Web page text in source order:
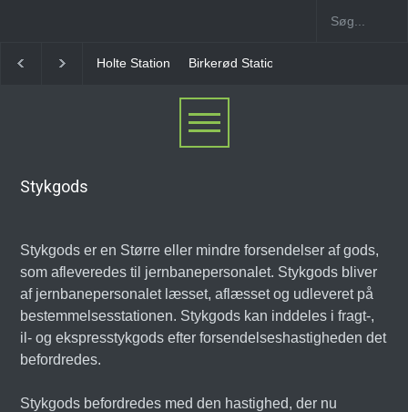
Holte Station Birkerød Station
Stykgods
Stykgods er en Større eller mindre forsendelser af gods,
som afleveredes til jernbanepersonalet. Stykgods bliver
af jernbanepersonalet læsset, aflæsset og udleveret på
bestemmelsesstationen. Stykgods kan inddeles i fragt-,
il- og ekspresstykgods efter forsendelseshastigheden det
befordredes.
Stykgods befordredes med den hastighed, der nu